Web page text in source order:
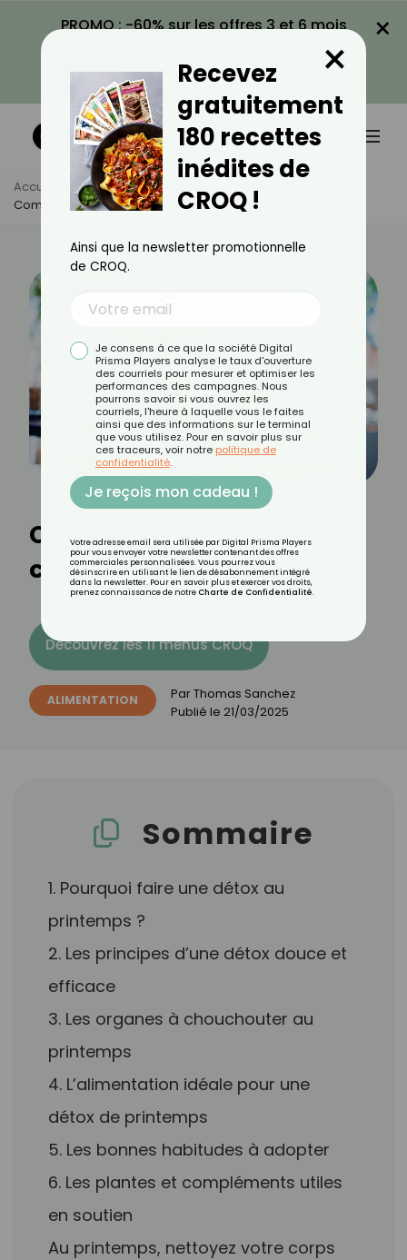
PROMO : -60% sur les offres 3 et 6 mois
VOIR LA PROMO
×
Accueil Actus
Alimentation
Comment Nettoyer Son Corps Au Printemps ?
Comment nettoyer son
corps au printemps ?
Découvrez les 11 menus CROQ
ALIMENTATION ParThomas Sanchez
Publié le 21/03/2025
Sommaire
1. Pourquoi faire une détox au
printemps ?
2. Les principes d’une détox douce et
efficace
3. Les organes à chouchouter au
printemps
4. L’alimentation idéale pour une
détox de printemps
5. Les bonnes habitudes à adopter
6. Les plantes et compléments utiles
en soutien
Au printemps, nettoyez votre corps
Recevez
gratuitement
180 recettes
inédites de
CROQ !
×
Ainsi que la newsletter promotionnelle
de CROQ.
Je consens à ce que la société Digital
Prisma Players analyse le taux d'ouverture
des courriels pour mesurer et optimiser les
performances des campagnes. Nous
pourrons savoir si vous ouvrez les
courriels, l'heure à laquelle vous le faites
ainsi que des informations sur le terminal
que vous utilisez. Pour en savoir plus sur
ces traceurs, voir notre politique de
confidentialité.
Je reçois mon cadeau !
Votre adresse email sera utilisée par Digital Prisma Players
pour vous envoyer votre newsletter contenant des offres
commerciales personnalisées. Vous pourrez vous
désinscrire en utilisant le lien de désabonnement intégré
dans la newsletter. Pour en savoir plus et exercer vos droits,
prenez connaissance de notre Charte de Confidentialité.